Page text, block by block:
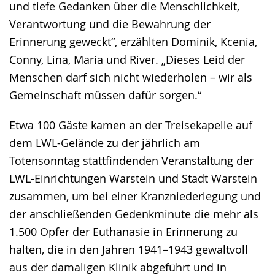
und tiefe Gedanken über die Menschlichkeit,
Verantwortung und die Bewahrung der
Erinnerung geweckt“, erzählten Dominik, Kcenia,
Conny, Lina, Maria und River. „Dieses Leid der
Menschen darf sich nicht wiederholen – wir als
Gemeinschaft müssen dafür sorgen.“
Etwa 100 Gäste kamen an der Treisekapelle auf
dem LWL-Gelände zu der jährlich am
Totensonntag stattfindenden Veranstaltung der
LWL-Einrichtungen Warstein und Stadt Warstein
zusammen, um bei einer Kranzniederlegung und
der anschließenden Gedenkminute die mehr als
1.500 Opfer der Euthanasie in Erinnerung zu
halten, die in den Jahren 1941–1943 gewaltvoll
aus der damaligen Klinik abgeführt und in